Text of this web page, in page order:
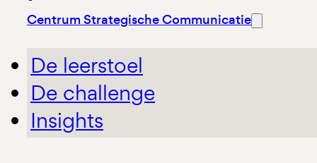
Centrum Strategische Communicatie
De leerstoel
De challenge
Insights